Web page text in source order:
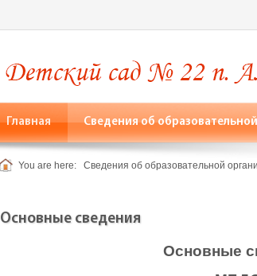
Главная Сведения об
You are here: Сведения об образовательной
Основные сведения
Основные